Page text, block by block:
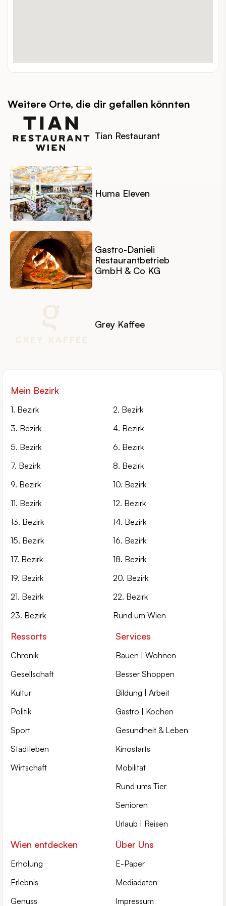
Weitere Orte, die dir gefallen könnten
Tian Restaurant
Huma Eleven
Gastro-Danieli
Restaurantbetrieb
GmbH & Co KG
Grey Kaffee
Mein Bezirk
1. Bezirk
2. Bezirk
3. Bezirk
4. Bezirk
5. Bezirk
6. Bezirk
7. Bezirk
8. Bezirk
9. Bezirk
10. Bezirk
11. Bezirk
12. Bezirk
13. Bezirk
14. Bezirk
15. Bezirk
16. Bezirk
17. Bezirk
18. Bezirk
19. Bezirk
20. Bezirk
21. Bezirk
22. Bezirk
23. Bezirk
Rund um Wien
Ressorts
Chronik
Gesellschaft
Kultur
Politik
Sport
Stadtleben
Wirtschaft
Services
Bauen | Wohnen
Besser Shoppen
Bildung | Arbeit
Gastro | Kochen
Gesundheit & Leben
Kinostarts
Mobilität
Rund ums Tier
Senioren
Urlaub | Reisen
Wien entdecken
Erholung
Erlebnis
Genuss
Über Uns
E-Paper
Mediadaten
Impressum